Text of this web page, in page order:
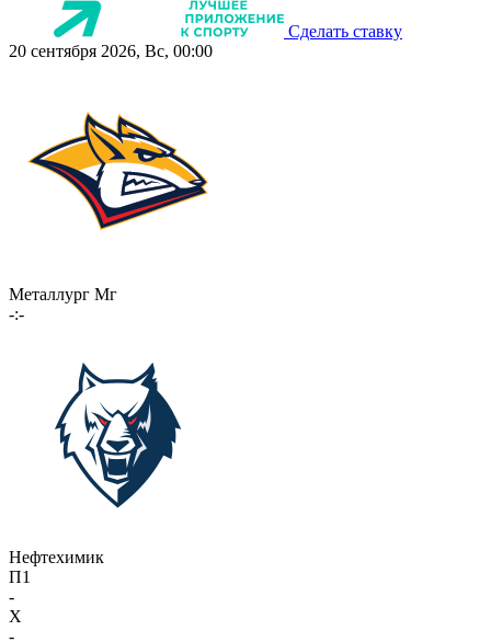
Сделать ставку
20 сентября 2026, Вс, 00:00
Металлург Мг
-:-
Нефтехимик
П1
-
X
-